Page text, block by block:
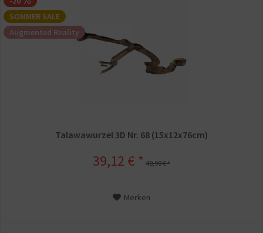
SOMMER SALE
Augmented Reality
Talawawurzel 3D Nr. 68 (15x12x76cm)
39,12 € * 48,90 € *
Merken